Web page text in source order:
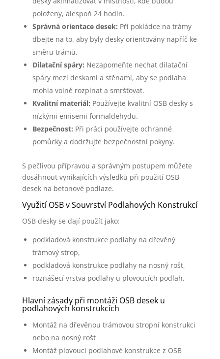
položeny, alespoň 24 hodin.
Správná orientace desek: Při pokládce na trámy
dbejte na to, aby byly desky orientovány napříč ke
směru trámů.
Dilatační spáry: Nezapomeňte nechat dilatační
spáry mezi deskami a stěnami, aby se podlaha
mohla volně rozpínat a smršťovat.
Kvalitní materiál: Používejte kvalitní OSB desky s
nízkými emisemi formaldehydu.
Bezpečnost: Při práci používejte ochranné
pomůcky a dodržujte bezpečnostní pokyny.
S pečlivou přípravou a správným postupem můžete
dosáhnout vynikajících výsledků při použití OSB
desek na betonové podlaze.
Využití OSB v Souvrství Podlahových Konstrukcí
OSB desky se dají použít jako:
podkladová konstrukce podlahy na dřevěný
trámový strop,
podkladová konstrukce podlahy na nosný rošt,
roznášecí vrstva podlahy u plovoucích podlah.
Hlavní zásady při montáži OSB desek u
podlahových konstrukcích
Montáž na dřevěnou trámovou stropní konstrukci
nebo na nosný rošt
Montáž plovoucí podlahové konstrukce z OSB